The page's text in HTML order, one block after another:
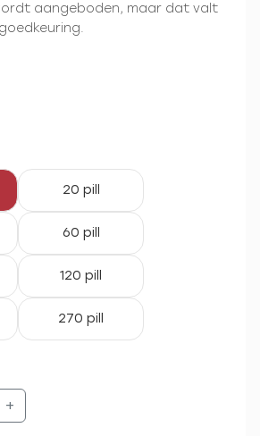
aangeboden, maar dat valt
20 pill
60 pill
120 pill
270 pill
+